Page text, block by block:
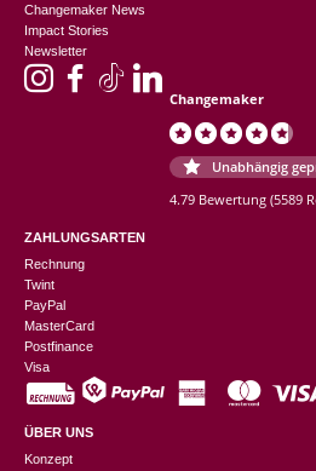
Changemaker News
Impact Stories
Newsletter
Changemaker
Unabhängig
4.79 Bewertung (5589
ZAHLUNGSARTEN
Rechnung
Twint
PayPal
MasterCard
Postfinance
Visa
ÜBER UNS
Konzept